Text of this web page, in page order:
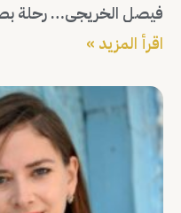
فيصل الخريجي… رحلة
اقرأ المزيد »